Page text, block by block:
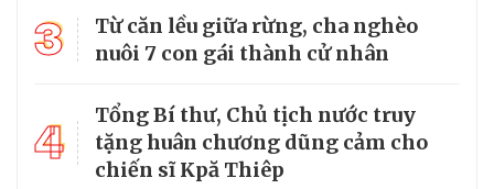
3
Từ căn lều giữa rừng, cha nghèo
nuôi 7 con gái thành cử nhân
4
Tổng Bí thư, Chủ tịch nước truy
tặng huân chương dũng cảm cho
chiến sĩ Kpă Thiêp